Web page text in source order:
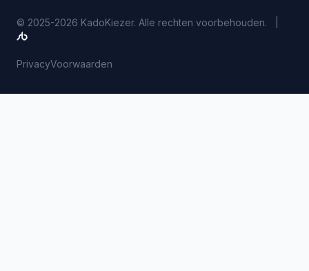
© 2025-2026 KadoKiezer. Alle rechten voorbehouden. |
PrivacyVoorwaarden